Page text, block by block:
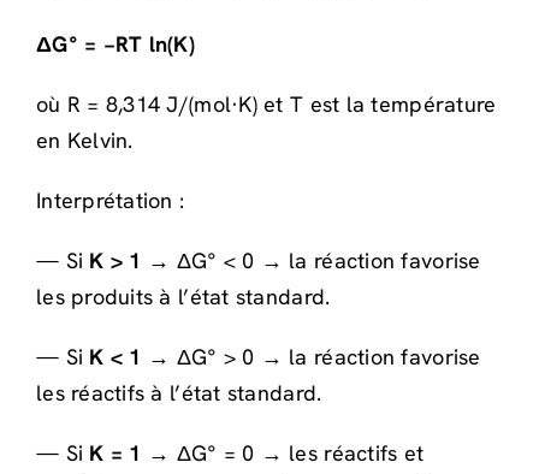
ΔG° = −RT ln(K)
où R = 8,314 J/(mol·K) et T est la température
en Kelvin.
Interprétation :
— Si K > 1 → ΔG° < 0 → la réaction favorise
les produits à l’état standard.
— Si K < 1 → ΔG° > 0 → la réaction favorise
les réactifs à l’état standard.
— Si K = 1 → ΔG° = 0 → les réactifs et